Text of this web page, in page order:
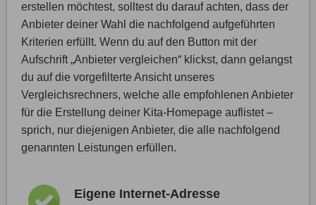
erstellen möchtest, solltest du darauf achten, dass der
Anbieter deiner Wahl die nachfolgend aufgeführten
Kriterien erfüllt. Wenn du auf den Button mit der
Aufschrift „Anbieter vergleichen“ klickst, dann gelangst
du auf die vorgefilterte Ansicht unseres
Vergleichsrechners, welche alle empfohlenen Anbieter
für die Erstellung deiner Kita-Homepage auflistet –
sprich, nur diejenigen Anbieter, die alle nachfolgend
genannten Leistungen erfüllen.
Eigene Internet-Adresse